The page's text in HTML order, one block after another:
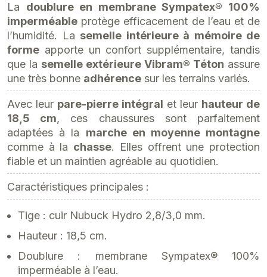
La doublure en membrane Sympatex® 100%
imperméable protège efficacement de l’eau et de
l’humidité. La semelle intérieure à mémoire de
forme apporte un confort supplémentaire, tandis
que la semelle extérieure Vibram® Téton assure
une très bonne adhérence sur les terrains variés.
Avec leur pare-pierre intégral et leur hauteur de
18,5 cm, ces chaussures sont parfaitement
adaptées à la marche en moyenne montagne
comme à la chasse. Elles offrent une protection
fiable et un maintien agréable au quotidien.
Caractéristiques principales :
Tige : cuir Nubuck Hydro 2,8/3,0 mm.
Hauteur : 18,5 cm.
Doublure : membrane Sympatex® 100%
imperméable à l’eau.